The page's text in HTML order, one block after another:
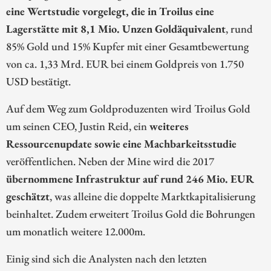
eine Wertstudie vorgelegt, die in Troilus eine
Lagerstätte mit 8,1 Mio. Unzen Goldäquivalent, rund
85% Gold und 15% Kupfer mit einer Gesamtbewertung
von ca. 1,33 Mrd. EUR bei einem Goldpreis von 1.750
USD bestätigt.
Auf dem Weg zum Goldproduzenten wird Troilus Gold
um seinen CEO, Justin Reid, einweiteres
Ressourcenupdate sowie eine Machbarkeitsstudie
veröffentlichen. Neben der Mine wird die 2017
übernommene Infrastruktur auf rund 246 Mio. EUR
geschätzt, was alleine die doppelte Marktkapitalisierung
beinhaltet. Zudem erweitert Troilus Gold die Bohrungen
um monatlich weitere 12.000m.
Einig sind sich die Analysten nach den letzten